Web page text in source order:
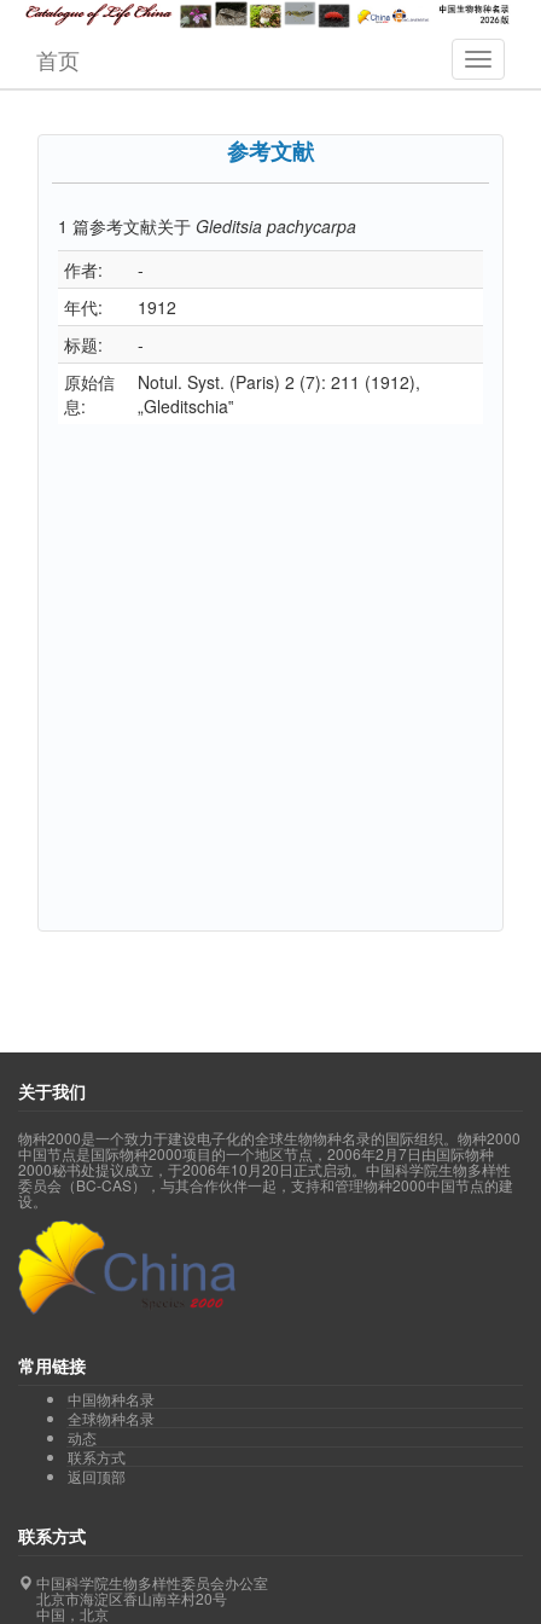
首页
参考文献
1 篇参考文献关于 Gleditsia pachycarpa
作者:
-
年代:
1912
标题:
-
原始信
息:
Notul. Syst. (Paris) 2 (7): 211 (1912),
„Gleditschia‟
关于我们
物种2000是一个致力于建设电子化的全球生物物种名录的国际组织。物种2000
中国节点是国际物种2000项目的一个地区节点，2006年2月7日由国际物种
2000秘书处提议成立，于2006年10月20日正式启动。中国科学院生物多样性
委员会（BC-CAS），与其合作伙伴一起，支持和管理物种2000中国节点的建
设。
常用链接
中国物种名录
全球物种名录
动态
联系方式
返回顶部
联系方式
中国科学院生物多样性委员会办公室
北京市海淀区香山南辛村20号
中国，北京